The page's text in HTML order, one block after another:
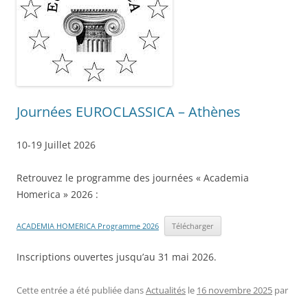
Journées EUROCLASSICA – Athènes
10-19 Juillet 2026
Retrouvez le programme des journées « Academia
Homerica » 2026 :
ACADEMIA HOMERICA Programme 2026 Télécharger
Inscriptions ouvertes jusqu’au 31 mai 2026.
Cette entrée a été publiée dansActualités le 16 novembre 2025 par